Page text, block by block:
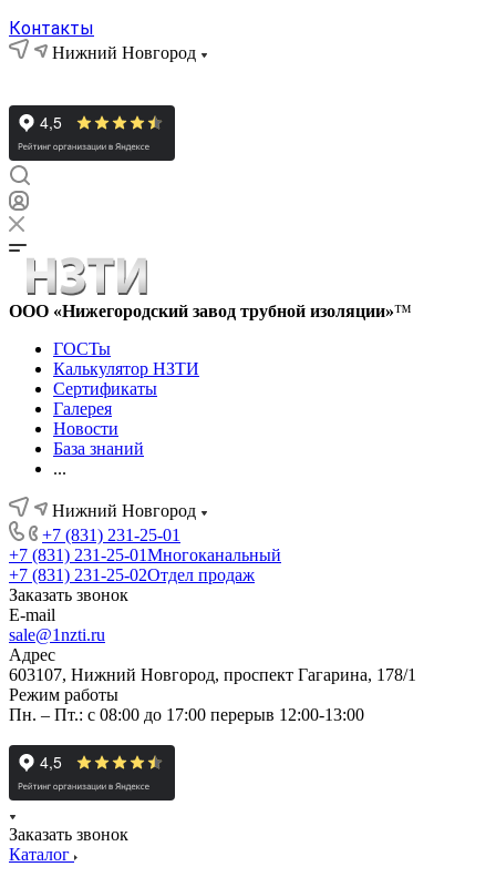
Контакты
Нижний Новгород
ООО «Нижегородский завод трубной изоляции»™
ГОСТы
Калькулятор НЗТИ
Сертификаты
Галерея
Новости
База знаний
...
Нижний Новгород
+7 (831) 231-25-01
+7 (831) 231-25-01Многоканальный
+7 (831) 231-25-02Отдел продаж
Заказать звонок
E-mail
sale@1nzti.ru
Адрес
603107, Нижний Новгород, проспект Гагарина, 178/1
Режим работы
Пн. – Пт.: с 08:00 до 17:00 перерыв 12:00-13:00
Заказать звонок
Каталог